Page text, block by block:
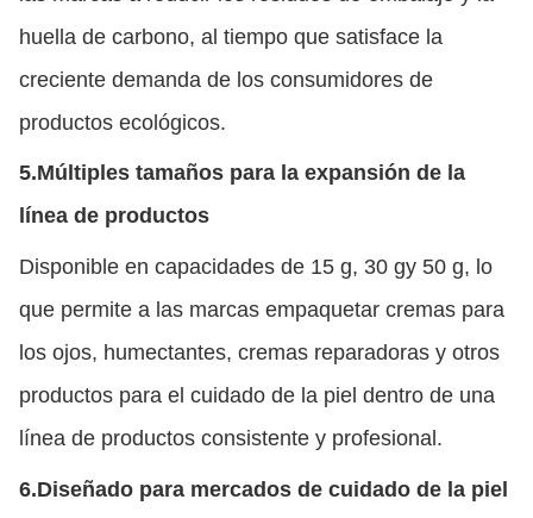
huella de carbono, al tiempo que satisface la
creciente demanda de los consumidores de
productos ecológicos.
5.Múltiples tamaños para la expansión de la
línea de productos
Disponible en capacidades de 15 g, 30 gy 50 g, lo
que permite a las marcas empaquetar cremas para
los ojos, humectantes, cremas reparadoras y otros
productos para el cuidado de la piel dentro de una
línea de productos consistente y profesional.
6.Diseñado para mercados de cuidado de la piel